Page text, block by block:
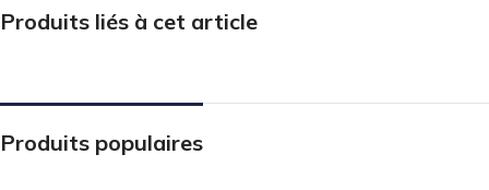
Produits liés à cet article
Produits populaires